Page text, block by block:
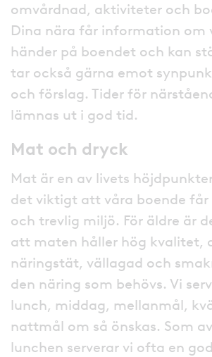
omvårdnad, aktiviteter och
Dina nära får information om
händer på boendet och kan
tar också gärna emot
och förslag. Tider för
lämnas ut i god tid.
Mat och dryck
Mat är en av livets
det viktigt att våra boende får
och trevlig miljö. För äldre är
att maten håller hög kvalitet,
näringstät, vällagad och
den näring som behövs. Vi
lunch, middag, mellanmål,
nattmål om så önskas. Som
lunchen serverar vi ofta en